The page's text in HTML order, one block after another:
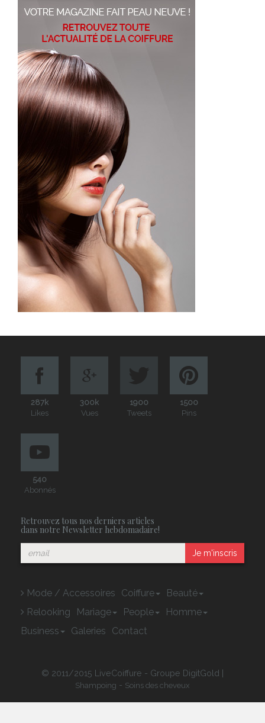
287k
Likes
300k
Vues
1900
Tweets
1500
Pins
540
Abonnés
Retrouvez tous nos derniers articles
dans notre Newsletter hebdomadaire!
Je m'inscris
Mode / Accessoires Coiffure
Beauté
Relooking
Mariage People
Homme
Business
Galeries Contact
© 2011/2015 LiveCoiffure - Groupe DigitGold |
Shampoing - Soins des cheveux